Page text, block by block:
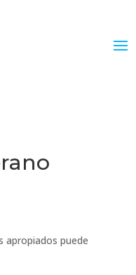
apropiados puede